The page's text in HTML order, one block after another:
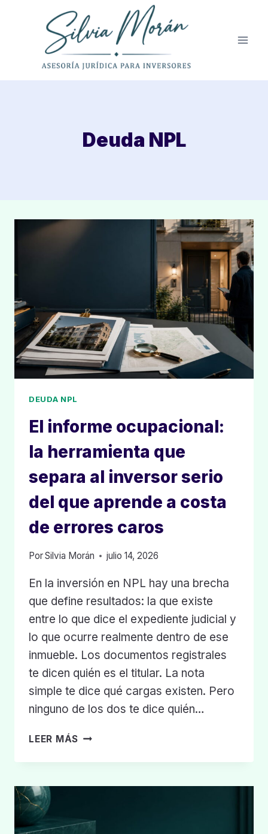
contenido
Deuda NPL
DEUDA NPL
El informe ocupacional:
la herramienta que
separa al inversor serio
del que aprende a costa
de errores caros
PorSilvia Morán julio 14, 2026
En la inversión en NPL hay una brecha
que define resultados: la que existe
entre lo que dice el expediente judicial y
lo que ocurre realmente dentro de ese
inmueble. Los documentos registrales
te dicen quién es el titular. La nota
simple te dice qué cargas existen. Pero
ninguno de los dos te dice quién…
LEER MÁS EL
OCUPACIONAL:
SEPARA